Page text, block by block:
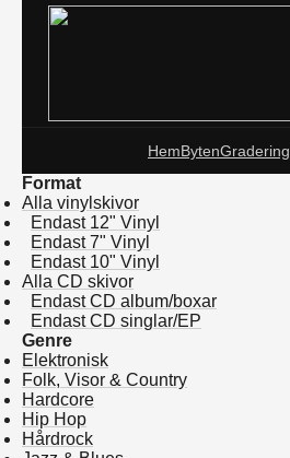
HemBytenGradering
Format
Alla vinylskivor
Endast 12" Vinyl
Endast 7" Vinyl
Endast 10" Vinyl
Alla CD skivor
Endast CD album/boxar
Endast CD singlar/EP
Genre
Elektronisk
Folk, Visor & Country
Hardcore
Hip Hop
Hårdrock